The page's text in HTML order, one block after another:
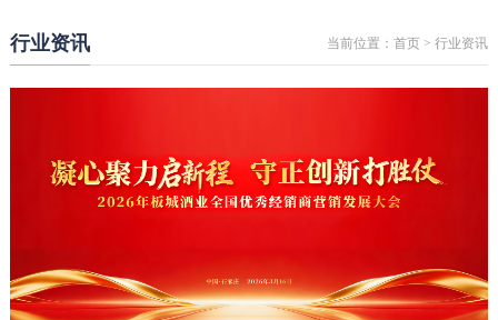
行业资讯 当前位置：首页 >行业资讯